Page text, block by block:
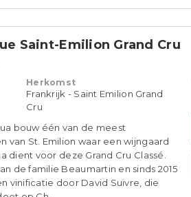
Saint-Emilion Grand Cru
Herkomst
Frankrijk - Saint Emilion Grand
Cru
bouw één van de meest
van St. Emilion waar een wijngaard
dient voor deze Grand Cru Classé.
de familie Beaumartin en sinds 2015
vinificatie door David Suivre, die